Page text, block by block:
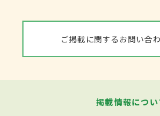
ご掲載に関するお問い合
掲載情報につい